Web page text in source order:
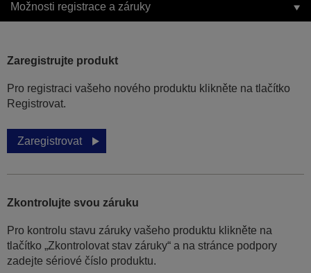
Možnosti registrace a záruky
Zaregistrujte produkt
Pro registraci vašeho nového produktu klikněte na tlačítko
Registrovat.
Zaregistrovat
Zkontrolujte svou záruku
Pro kontrolu stavu záruky vašeho produktu klikněte na
tlačítko „Zkontrolovat stav záruky“ a na stránce podpory
zadejte sériové číslo produktu.